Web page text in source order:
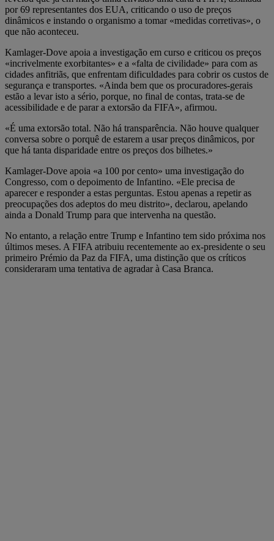
por 69 representantes dos EUA, criticando o uso de preços
dinâmicos e instando o organismo a tomar «medidas corretivas», o
que não aconteceu.
Kamlager-Dove apoia a investigação em curso e criticou os preços
«incrivelmente exorbitantes» e a «falta de civilidade» para com as
cidades anfitriãs, que enfrentam dificuldades para cobrir os custos de
segurança e transportes. «Ainda bem que os procuradores-gerais
estão a levar isto a sério, porque, no final de contas, trata-se de
acessibilidade e de parar a extorsão da FIFA», afirmou.
«É uma extorsão total. Não há transparência. Não houve qualquer
conversa sobre o porquê de estarem a usar preços dinâmicos, por
que há tanta disparidade entre os preços dos bilhetes.»
Kamlager-Dove apoia «a 100 por cento» uma investigação do
Congresso, com o depoimento de Infantino. «Ele precisa de
aparecer e responder a estas perguntas. Estou apenas a repetir as
preocupações dos adeptos do meu distrito», declarou, apelando
ainda a Donald Trump para que intervenha na questão.
No entanto, a relação entre Trump e Infantino tem sido próxima nos
últimos meses. A FIFA atribuiu recentemente ao ex-presidente o seu
primeiro Prémio da Paz da FIFA, uma distinção que os críticos
consideraram uma tentativa de agradar à Casa Branca.